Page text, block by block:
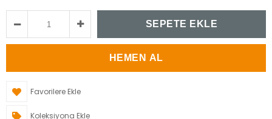
Favorilere Ekle
Koleksiyona Ekle